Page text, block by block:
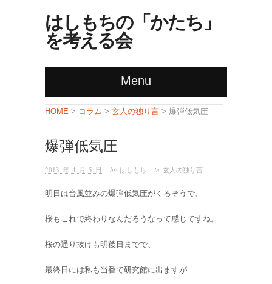
はしもちの「かたち」
を考える会
Menu
HOME > コラム > 玄人の独り言 > 爆弾低気圧
爆弾低気圧
2013 年 4 月 5 日 · by はしもち · in 玄人の独り言
明日は台風並みの爆弾低気圧がくるそうで、
桜もこれで終わりなんだろうなって感じですね。
桜の通り抜けも明後日までで、
最終日には私も当番で研究館に出ますが